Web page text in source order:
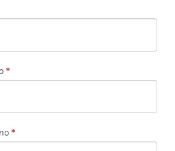
*
*